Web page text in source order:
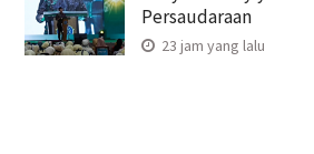
Persaudaraan
23 jam yang lalu